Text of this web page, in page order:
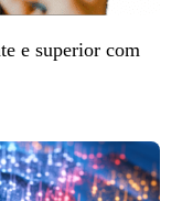
e superior com